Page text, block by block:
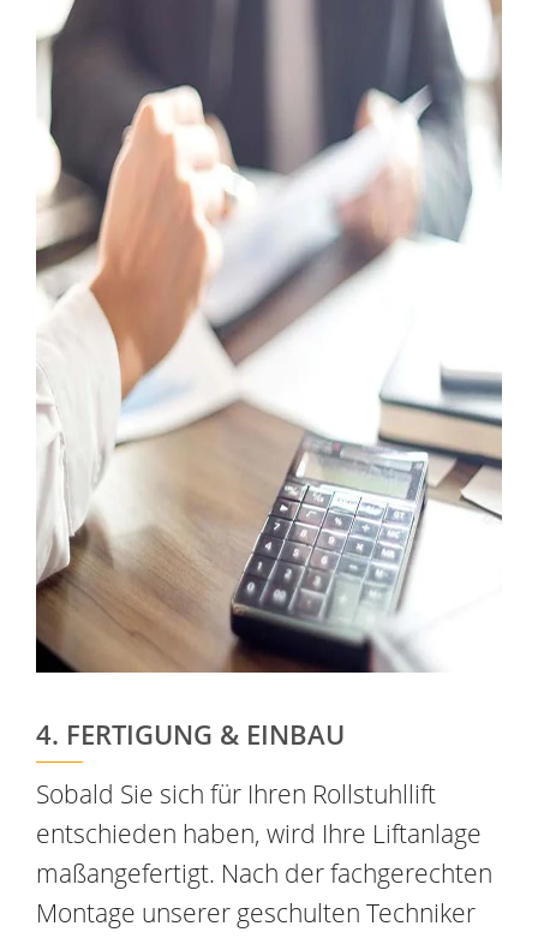
4. FERTIGUNG & EINBAU
Sobald Sie sich für Ihren Rollstuhllift
entschieden haben, wird Ihre Liftanlage
maßangefertigt. Nach der fachgerechten
Montage unserer geschulten Techniker